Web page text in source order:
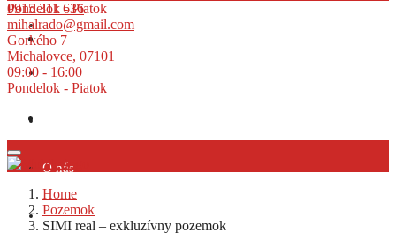
Pondelok - Piatok
Predaj
Prenájom
O nás
Financovanie
0915 311 636
mihalrado@gmail.com
Gorkého 7
Michalovce, 07101
09:00 - 16:00
Pondelok - Piatok
Home
Pozemok
SIMI real – exkluzívny pozemok